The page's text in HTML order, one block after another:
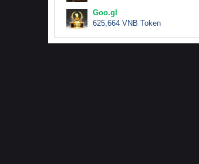
Goo.gl
625,664 VNB Token